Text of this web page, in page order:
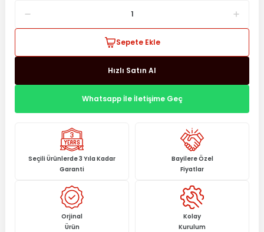
Sepete Ekle
Hızlı Satın Al
Whatsapp İle İletişime Geç
Seçili Ürünlerde 3 Yıla Kadar
Garanti
Bayilere Özel
Fiyatlar
Orjinal
Ürün
Kolay
Kurulum